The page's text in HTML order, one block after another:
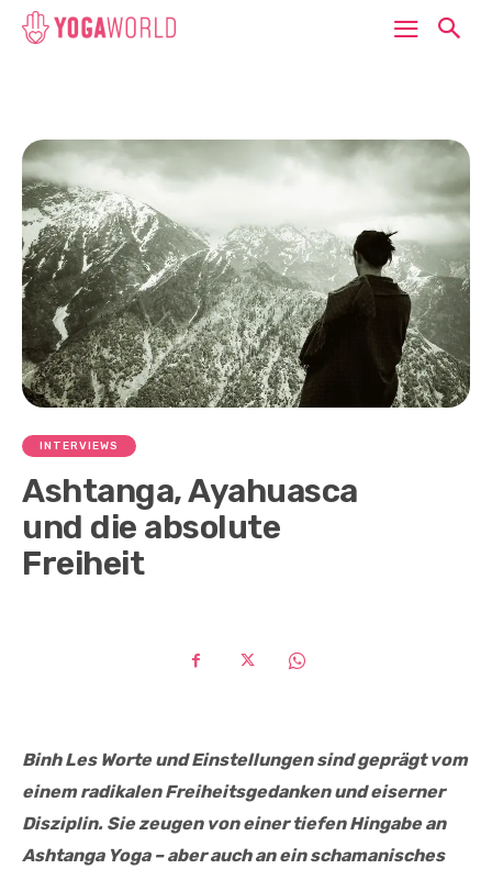
INTERVIEWS
Ashtanga, Ayahuasca
und die absolute
Freiheit
Binh Les Worte und Einstellungen sind geprägt vom
einem radikalen Freiheitsgedanken und eiserner
Disziplin. Sie zeugen von einer tiefen Hingabe an
Ashtanga Yoga – aber auch an ein schamanisches